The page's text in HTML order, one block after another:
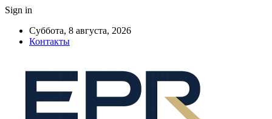
Sign in
Суббота, 8 августа, 2026
Контакты